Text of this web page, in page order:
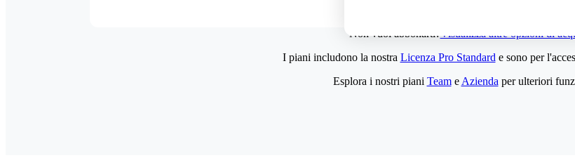
Non vuoi abbonarti?Visualizza altre opzioni di
I piani includono la nostra Licenza Pro Standard e sono per
Esplora i nostri piani Teame Azienda per ulteriori